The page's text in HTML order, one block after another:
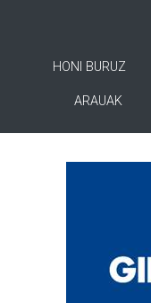
HONI BURUZ
ARAUAK